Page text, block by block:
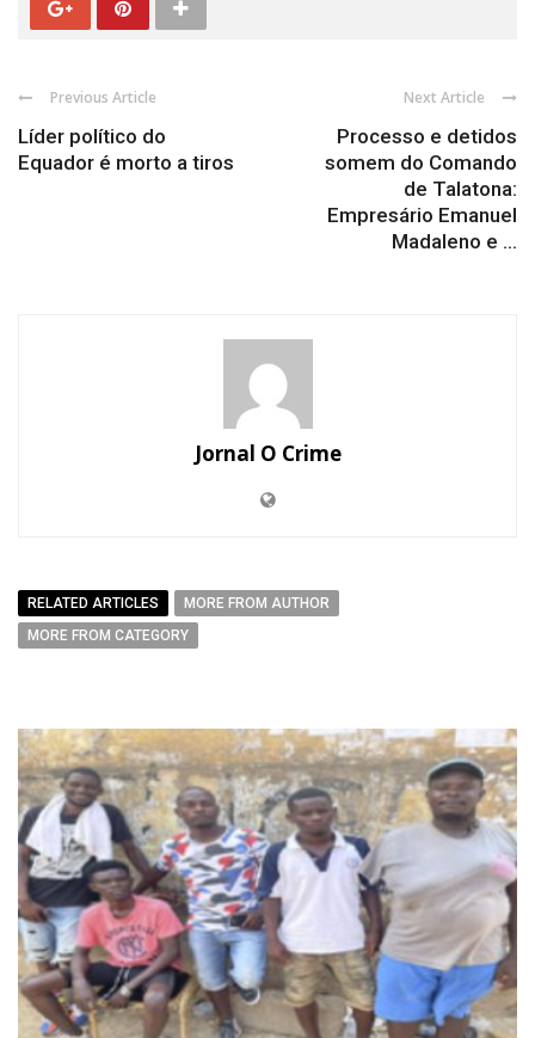
Previous Article
Líder político do
Equador é morto a tiros
Next Article
Processo e detidos
somem do Comando
de Talatona:
Empresário Emanuel
Madaleno e ...
Jornal O Crime
RELATED ARTICLES
MORE FROM AUTHOR
MORE FROM CATEGORY